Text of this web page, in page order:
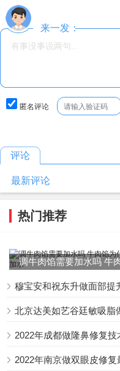
来一发：
匿名评论
评论
最新评论
热门推荐
调牛肉馅需要加水吗 牛
穆宝安和祝东升做面部提
北京达美如艺谷廷敏吸脂
2022年成都做隆鼻修复技
2022年南京做双眼皮修复